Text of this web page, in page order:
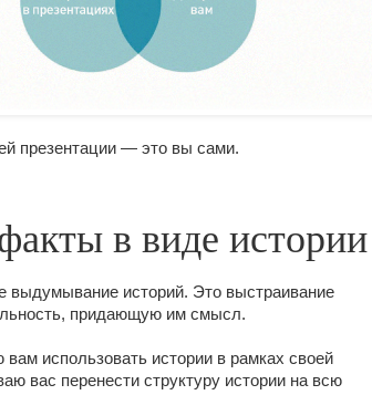
презентации — это вы сами.
в виде истории
выдумывание историй. Это выстраивание
придающую им смысл.
использовать истории в рамках своей
вас перенести структуру истории на всю